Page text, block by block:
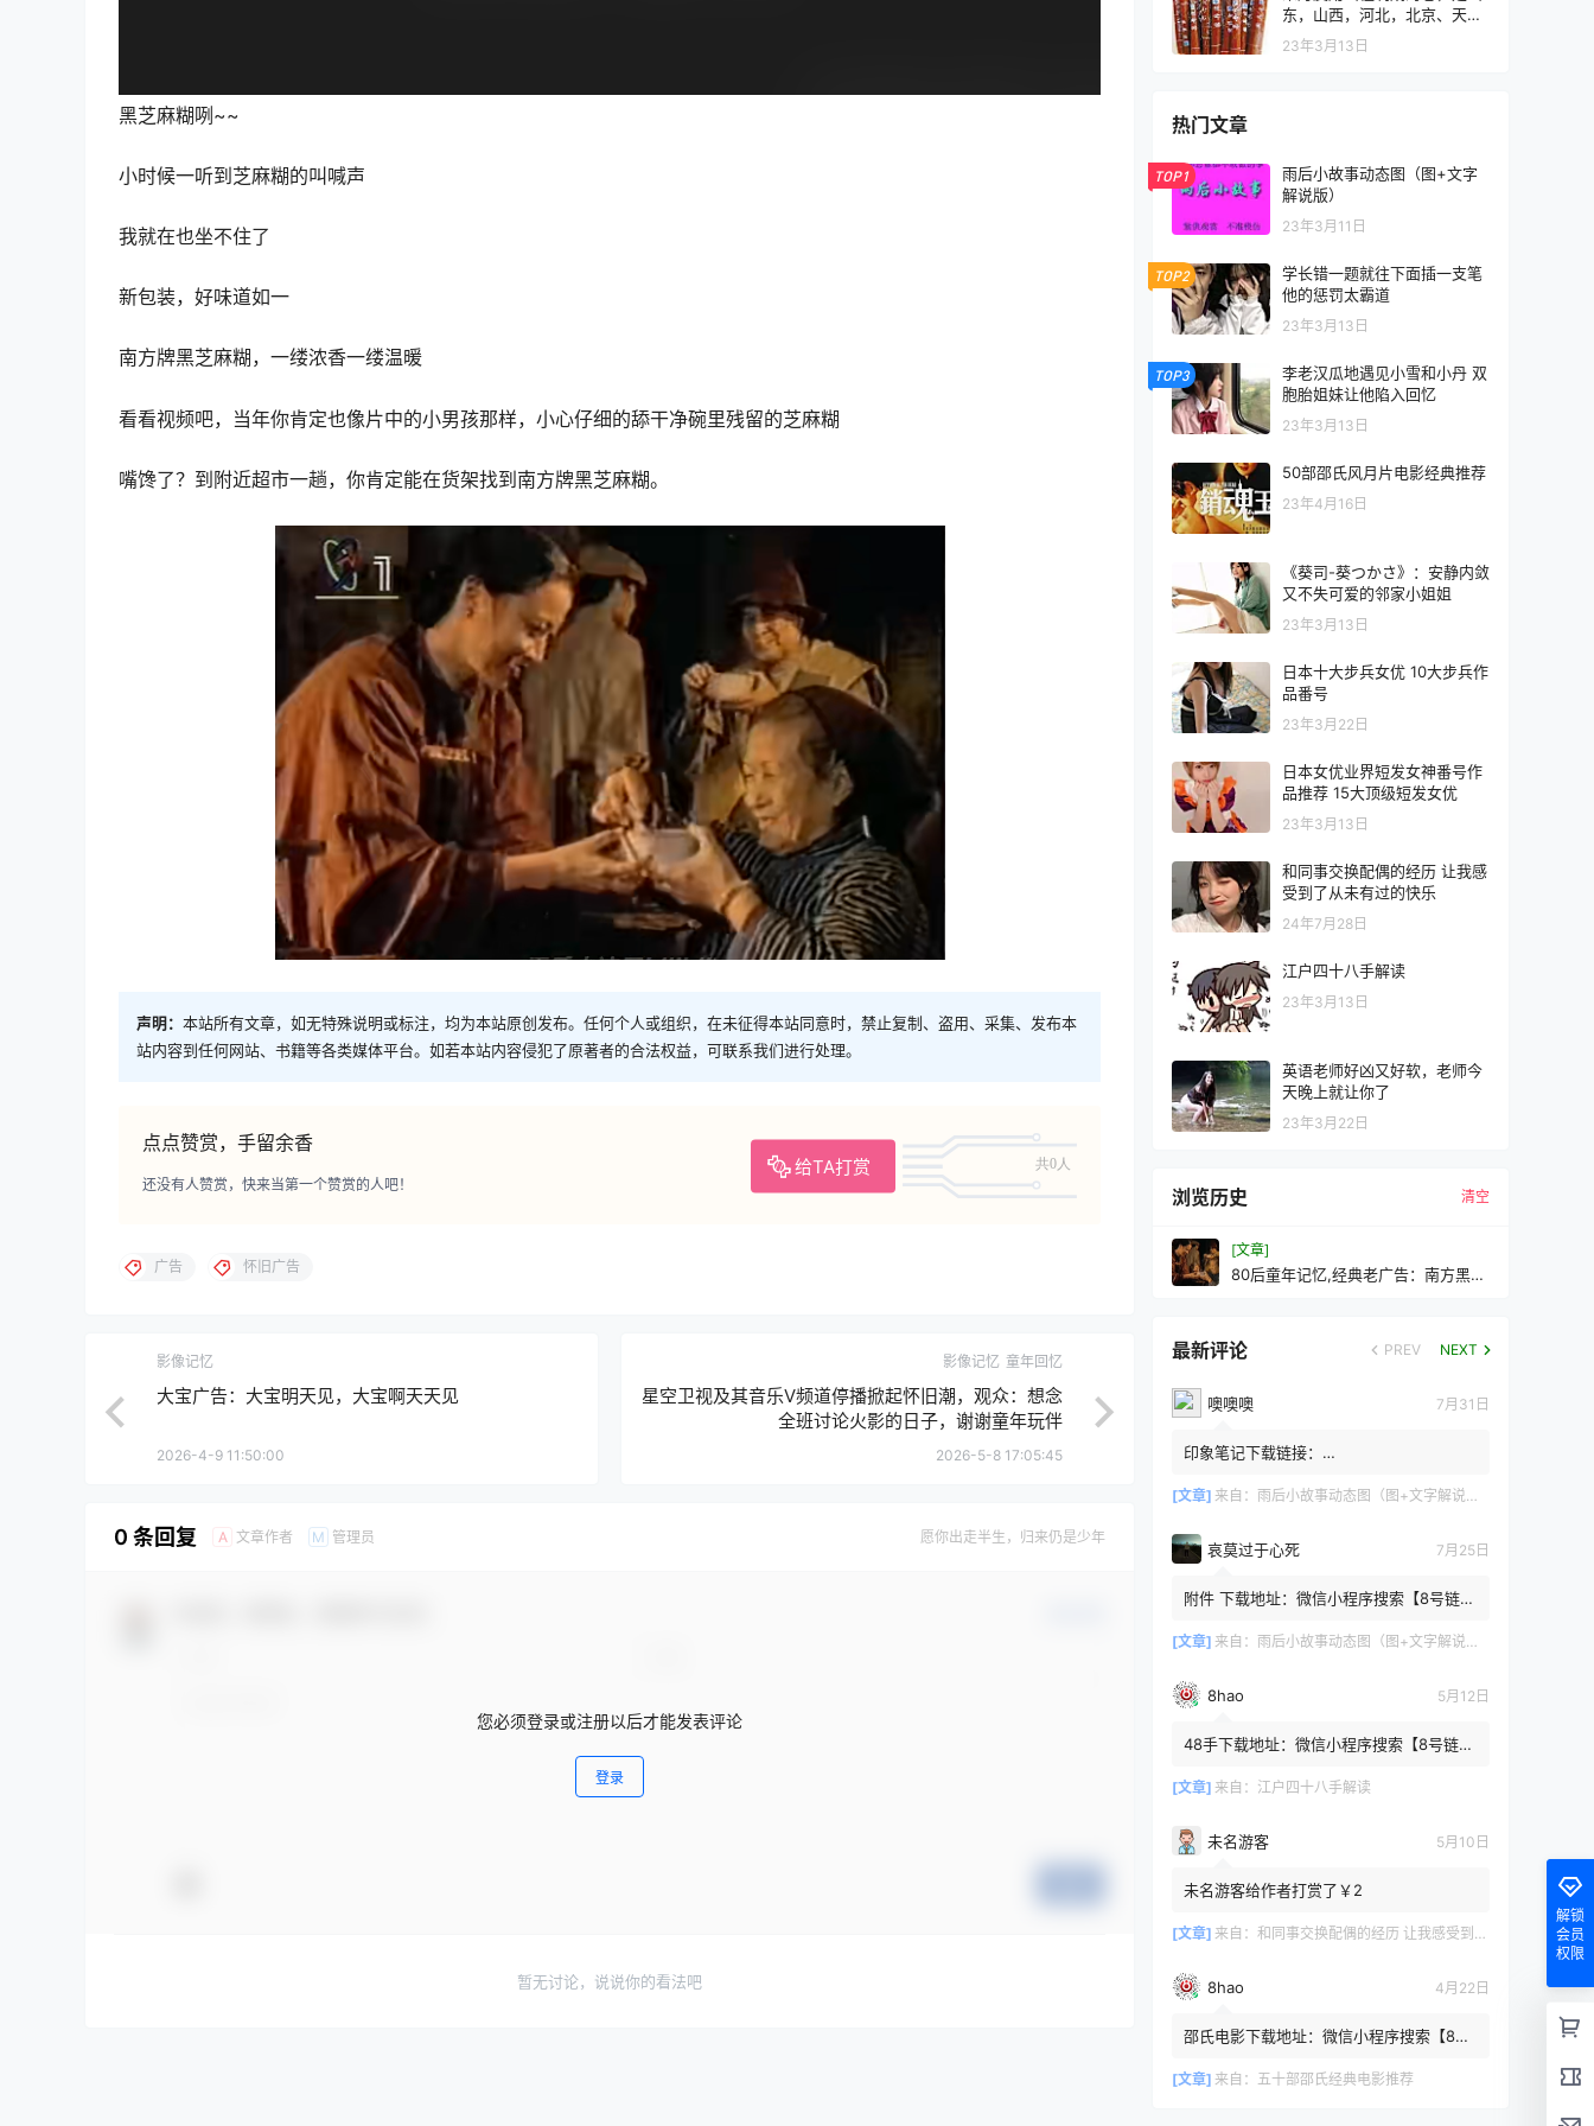
黑芝麻糊咧~~
小时候一听到芝麻糊的叫喊声
我就在也坐不住了
新包装，好味道如一
南方牌黑芝麻糊，一缕浓香一缕温暖
看看视频吧，当年你肯定也像片中的小男孩那样，小心仔细的舔干净碗里残留的芝麻糊
嘴馋了？到附近超市一趟，你肯定能在货架找到南方牌黑芝麻糊。
声明： 本站所有文章，如无特殊说明或标注，均为本站原创发布。任何个人或组织，在未征得本站同意时，禁止复制、盗用、采集、发布本
站内容到任何网站、书籍等各类媒体平台。如若本站内容侵犯了原著者的合法权益，可联系我们进行处理。
点点赞赏，手留余香
给TA打赏 共0人
还没有人赞赏，快来当第一个赞赏的人吧！
广告 怀旧广告
影像记忆
大宝广告：大宝明天见，大宝啊天天见
2026-4-9 11:50:00
影像记忆 童年回忆
星空卫视及其音乐V频道停播掀起怀旧潮，观众：想念
全班讨论火影的日子，谢谢童年玩伴
2026-5-8 17:05:45
0 条回复 A 文章作者 M 管理员 愿你出走半生，归来仍是少年
您必须登录或注册以后才能发表评论
登录
暂无讨论，说说你的看法吧
东，山西，河北，北京、天津
等地著名的传统小吃
23年3月13日
热门文章
TOP1
雨后小故事动态图（图+文字
解说版）
23年3月11日
TOP2
学长错一题就往下面插一支笔
他的惩罚太霸道
23年3月13日
TOP3
李老汉瓜地遇见小雪和小丹 双
胞胎姐妹让他陷入回忆
23年3月13日
50部邵氏风月片电影经典推荐
23年4月16日
《葵司-葵つかさ》：安静内敛
又不失可爱的邻家小姐姐
23年3月13日
日本十大步兵女优 10大步兵作
品番号
23年3月22日
日本女优业界短发女神番号作
品推荐 15大顶级短发女优
23年3月13日
和同事交换配偶的经历 让我感
受到了从未有过的快乐
24年7月28日
江户四十八手解读
23年3月13日
英语老师好凶又好软，老师今
天晚上就让你了
23年3月22日
浏览历史 清空
[文章]
80后童年记忆,经典老广告：南方黑芝
最新评论 PREV NEXT
噢噢噢 7月31日
印象笔记下载链接：
[文章] 来自： 雨后小故事动态图（图+文字解说版）
哀莫过于心死 7月25日
附件 下载地址：微信小程序搜索【8号链
或保存下方二维码微信里...
[文章] 来自： 雨后小故事动态图（图+文字解说版）
8hao 5月12日
48手下载地址：微信小程序搜索【8号链
或保存下方二维码微信里识别
[文章] 来自： 江户四十八手解读
未名游客 5月10日
未名游客给作者打赏了￥2
[文章] 来自： 和同事交换配偶的经历 让我感受到了从未有过的快乐
8hao 4月22日
邵氏电影下载地址：微信小程序搜索【8号
令或保存下方二维码微...
[文章] 来自： 五十部邵氏经典电影推荐
解锁
会员
权限